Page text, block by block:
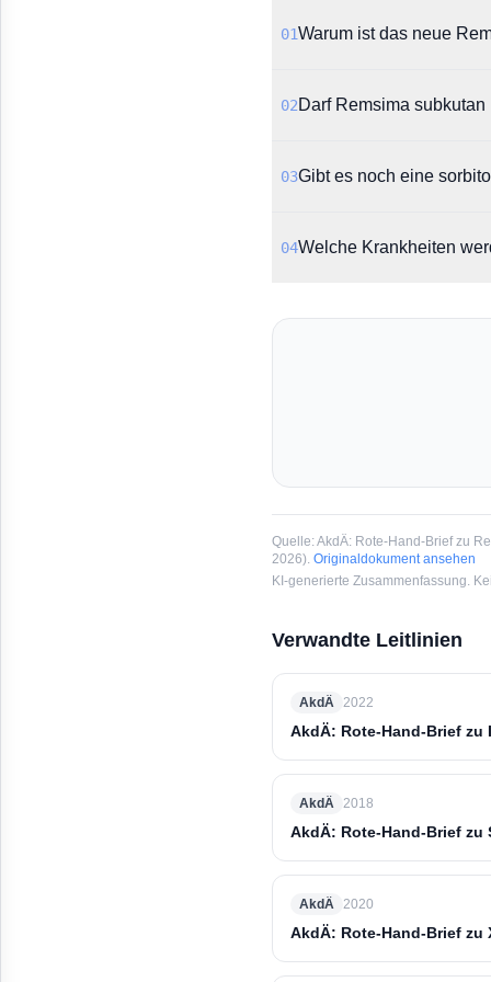
01Warum ist das neue
intravenöses Sorbitol
02Darf Remsima
subkutanen
03Gibt es noch eine
Infusionslösung) enthält
04Welche Krankheiten
Kindern ab sechs
Quelle: AkdÄ: Rote-Hand-Brief zu
2026). Originaldokument ansehen
KI-generierte Zusammenfassung.
Verwandte Leitlinien
AkdÄ 2022
AkdÄ: Rote-Hand-Brief
AkdÄ 2018
AkdÄ: Rote-Hand-Brief
AkdÄ 2020
AkdÄ: Rote-Hand-Brief